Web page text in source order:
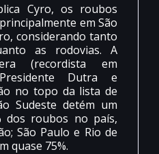
Cyro, os roubos
em São
considerando tanto
as rodovias. A
(recordista em
Dutra e
no topo da lista de
Sudeste detém um
dos roubos no país,
São Paulo e Rio de
quase 75%.